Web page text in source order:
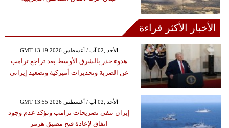
الأخبار الأكثر قراءة
GMT 13:19 2026 الأحد ,02 آب / أغسطس
هدوء حذر بالشرق الأوسط بعد تراجع ترامب
عن الضربة وتحذيرات أميركية وتصعيد إيراني
GMT 13:55 2026 الأحد ,02 آب / أغسطس
إيران تنفي تصريحات ترامب وتؤكد عدم وجود
اتفاق لإعادة فتح مضيق هرمز